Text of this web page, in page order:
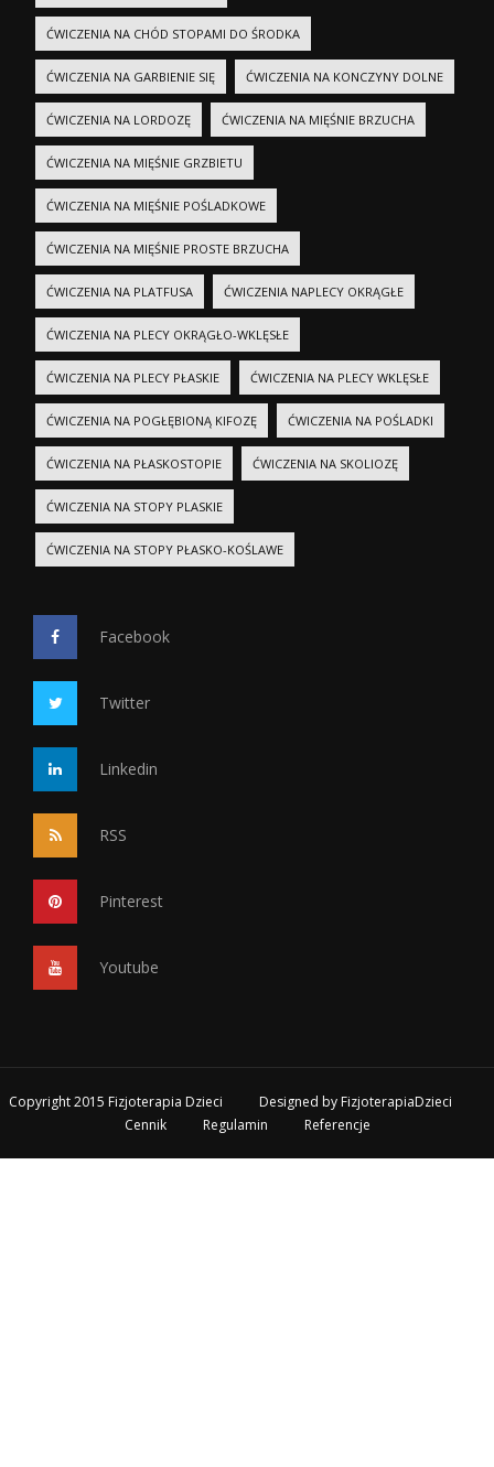
ĆWICZENIA NA CHÓD STOPAMI DO ŚRODKA
ĆWICZENIA NA GARBIENIE SIĘ ĆWICZENIA NA KONCZYNY DOLNE
ĆWICZENIA NA LORDOZĘ ĆWICZENIA NA MIĘŚNIE BRZUCHA
ĆWICZENIA NA MIĘŚNIE GRZBIETU
ĆWICZENIA NA MIĘŚNIE POŚLADKOWE
ĆWICZENIA NA MIĘŚNIE PROSTE BRZUCHA
ĆWICZENIA NA PLATFUSA ĆWICZENIA NAPLECY OKRĄGŁE
ĆWICZENIA NA PLECY OKRĄGŁO-WKLĘSŁE
ĆWICZENIA NA PLECY PŁASKIE ĆWICZENIA NA PLECY WKLĘSŁE
ĆWICZENIA NA POGŁĘBIONĄ KIFOZĘ ĆWICZENIA NA POŚLADKI
ĆWICZENIA NA PŁASKOSTOPIE ĆWICZENIA NA SKOLIOZĘ
ĆWICZENIA NA STOPY PLASKIE
ĆWICZENIA NA STOPY PŁASKO-KOŚLAWE
Facebook
Twitter
Linkedin
RSS
Pinterest
Youtube
Copyright 2015 Fizjoterapia Dzieci Designed by FizjoterapiaDzieci
Cennik
Regulamin Referencje